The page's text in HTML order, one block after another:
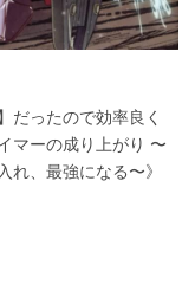
だったので効率良く
マーの成り上がり 〜
れ、最強になる〜》